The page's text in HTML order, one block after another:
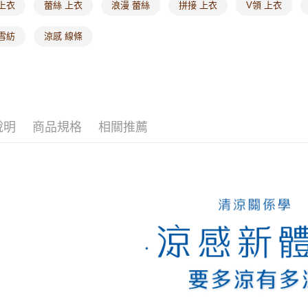
衣 蕾絲 上衣 浪漫 蕾絲 拼接 上衣 V領 上衣
紡 涼感 線條
明 商品規格 相關推薦